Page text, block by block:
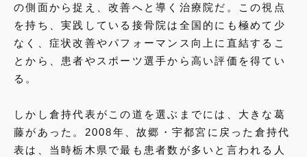
の側面から捉え、改善へと導く治療院だ。この視点
を持ち、実践している接骨院は全国的にも極めて少
なく、症状改善やパフォーマンス向上に直結するこ
とから、患者やスポーツ選手から高い評価を得てい
る。
しかし倉持代表がこの道を選ぶまでには、大きな葛
藤があった。2008年、故郷・宇都宮に戻った倉持代
表は、当時栃木県で最も患者数が多いと言われる人